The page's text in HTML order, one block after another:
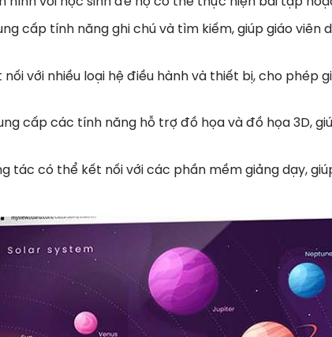
cấp tính năng ghi chú và tìm kiếm, giúp giáo viên
với nhiều loại hệ điều hành và thiết bị, cho phép
cấp các tính năng hỗ trợ đồ họa và đồ họa 3D,
tác có thể kết nối với các phần mềm giảng dạy,